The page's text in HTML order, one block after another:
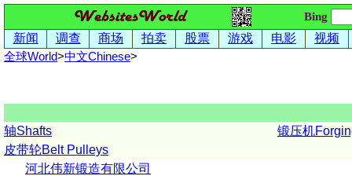
Bing
新闻 调查 商场 拍卖 股票 游戏 电影 视频
全球World>中文Chinese>
轴Shafts
皮带轮Belt Pulleys
锻压机
河北伟新锻造有限公司